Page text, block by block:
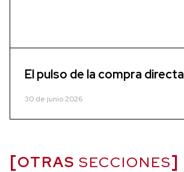
El pulso de la compra directa
30 de junio 2026
OTRAS SECCIONES